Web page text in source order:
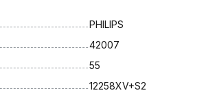
PHILIPS
42007
55
12258XV+S2